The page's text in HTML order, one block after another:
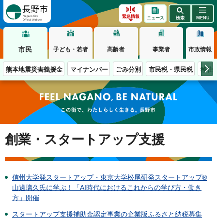
緊急情報 ニュース 検索 MENU
市民 子ども・若者 高齢者 事業者 市政情報
熊本地震災害義援金 マイナンバー ごみ分別 市民税・県民税 移住
この街で、わたしらしく生きる。長野市
創業・スタートアップ支援
信州大学発スタートアップ・東京大学松尾研発スタートアップ®
山邊璃久氏に学ぶ！「AI時代におけるこれからの学び方・働き
方」開催
スタートアップ支援補助金認定事業の企業版ふるさと納税募集